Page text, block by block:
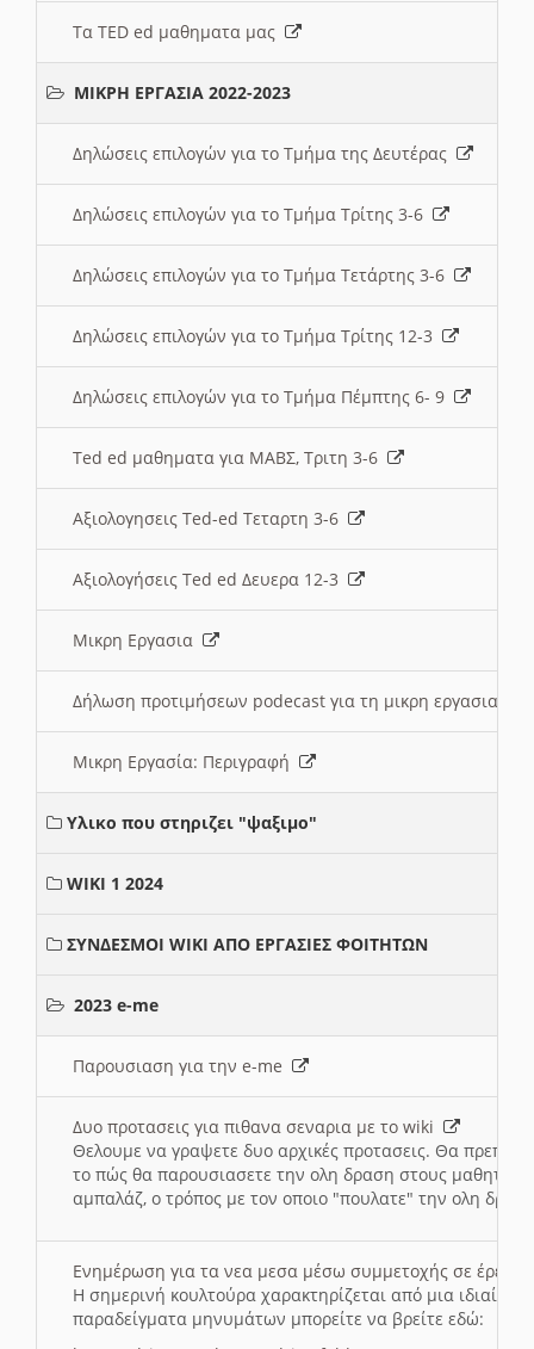
Τα TED ed μαθηματα μας
ΜΙΚΡΗ ΕΡΓΑΣΙΑ 2022-2023
Δηλώσεις επιλογών για το Τμήμα της Δευτέρας
Δηλώσεις επιλογών για το Τμήμα Τρίτης 3-6
Δηλώσεις επιλογών για το Τμήμα Τετάρτης 3-6
Δηλώσεις επιλογών για το Τμήμα Τρίτης 12-3
Δηλώσεις επιλογών για το Τμήμα Πέμπτης 6- 9
Ted ed μαθηματα για ΜΑΒΣ, Τριτη 3-6
Αξιολογησεις Ted-ed Τεταρτη 3-6
Αξιολογήσεις Ted ed Δευερα 12-3
Μικρη Εργασια
Δήλωση προτιμήσεων podecast για τη μικρη εργασια
Μικρη Εργασία: Περιγραφή
Υλικο που στηριζει "ψαξιμο"
WIKI 1 2024
ΣΥΝΔΕΣΜΟΙ WIKI ΑΠΟ ΕΡΓΑΣΙΕΣ ΦΟΙΤΗΤΩΝ
2023 e-me
Παρουσιαση για την e-me
Δυο προτασεις για πιθανα σεναρια με το wiki
Θελουμε να γραψετε δυο αρχικές προτασεις. Θα πρεπει
το πώς θα παρουσιασετε την ολη δραση στους μαθητες
αμπαλάζ, ο τρόπος με τον οποιο "πουλατε" την ολη
Ενημέρωση για τα νεα μεσα μέσω συμμετοχής σε
Η σημερινή κουλτούρα χαρακτηρίζεται από μια
παραδείγματα μηνυμάτων μπορείτε να βρείτε εδώ: